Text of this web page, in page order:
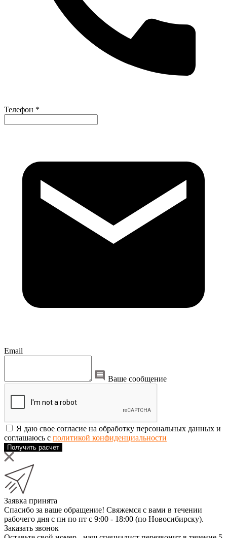
Телефон *
Email
Ваше сообщение
Я даю свое согласие на обработку персональных данных и
соглашаюсь с политикой конфиденциальности
Получить расчет
Заявка принята
Спасибо за ваше обращение! Свяжемся с вами в течении
рабочего дня с пн по пт с 9:00 - 18:00 (по Новосибирску).
Заказать звонок